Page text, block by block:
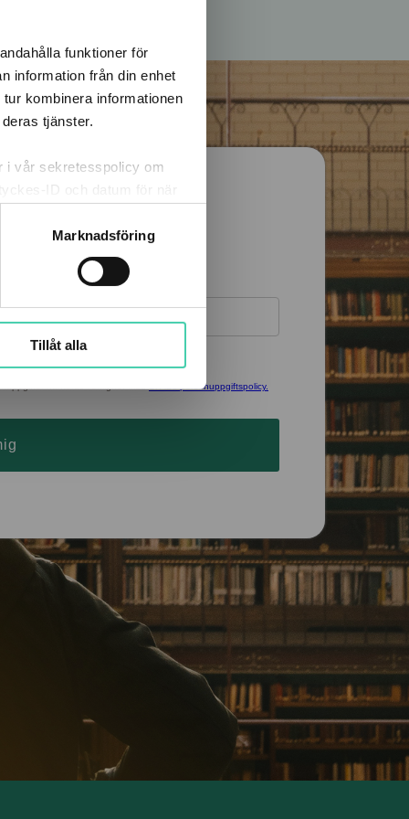
funktioner för
information från din enhet
kombinera informationen
tjänster.
i vår sekretesspolicy om
ID och datum för när
Marknadsföring
Tillåt alla